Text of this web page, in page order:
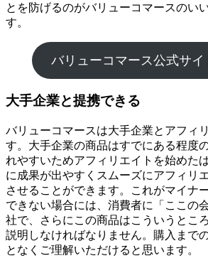
とを防げるのがバリューコマースのい
す。
バリューコマース公式サイ
大手企業と提携できる
バリューコマースは大手企業とアフィ
す。大手企業の商品はすでにある程度
れやすいためアフィリエイトを始めた
に成果が出やすくスムーズにアフィリ
させることができます。これがマイナ
できない場合には、消費者に「ここの
社で、さらにこの商品はこういうとこ
説明しなければなりません。購入まで
となくご理解いただけると思います。